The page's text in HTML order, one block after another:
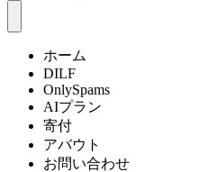
ホーム
DILF
OnlySpams
AIプラン
寄付
アバウト
お問い合わせ